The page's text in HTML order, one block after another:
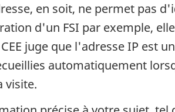
en soit, ne permet pas
d'un FSI par exemple,
juge que l'adresse IP est
automatiquement
visite.